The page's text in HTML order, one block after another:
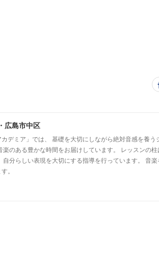
広島市中区
デミア」では、 基礎を大切にしながら絶対音感を養
楽のある豊かな時間をお届けしています。 レッスンの
分らしい表現を大切にする指導を行っています。 音
。